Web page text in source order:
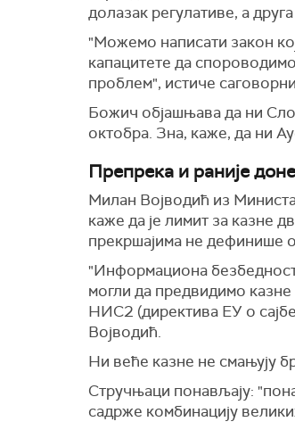
долазак регулативе, а
"Можемо написати закон
капацитете да
проблем", истиче
Божич објашњава да ни
октобра. Зна, каже, да ни
Препрека и раније
Милан Војводић из
каже да је лимит за казне
прекршајима не дефинише
"Информациона
могли да предвидимо
НИС2 (директива ЕУ о
Војводић.
Ни веће казне не смањују
Стручњаци понављају:
садрже комбинацију